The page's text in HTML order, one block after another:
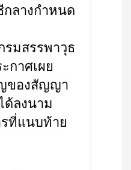
ลางกำหนด
รมสรรพาวุธ
กาศเผย
ของสัญญา
ด้ลงนาม
รที่แนบท้าย